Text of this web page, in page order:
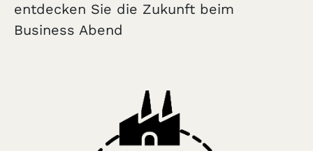
entdecken Sie die Zukunft beim
Business Abend